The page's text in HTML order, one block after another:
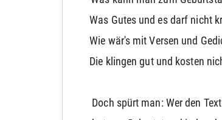
Was Gutes und es darf nicht
Wie wär's mit Versen und
Die klingen gut und kosten
Doch spürt man: Wer den